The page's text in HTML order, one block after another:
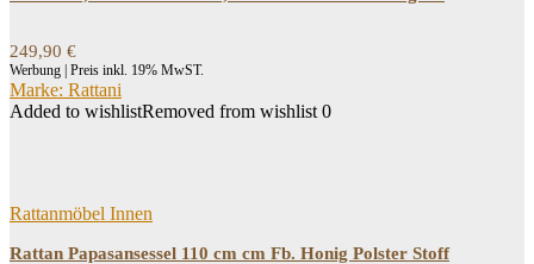
249,90 €
Werbung | Preis inkl. 19% MwST.
Marke: Rattani
Added to wishlistRemoved from wishlist 0
Rattanmöbel Innen
Rattan Papasansessel 110 cm cm Fb. Honig Polster Stoff